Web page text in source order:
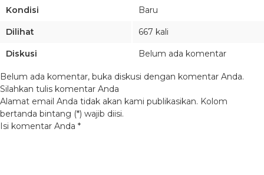
Kondisi Baru
Dilihat 667 kali
Diskusi Belum ada komentar
Belum ada komentar, buka diskusi dengan komentar Anda.
Silahkan tulis komentar Anda
Alamat email Anda tidak akan kami publikasikan. Kolom
bertanda bintang (*) wajib diisi.
Isi komentar Anda *